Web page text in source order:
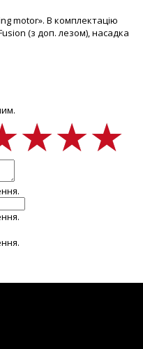
motor». В комплектацію
(з доп. лезом), насадка